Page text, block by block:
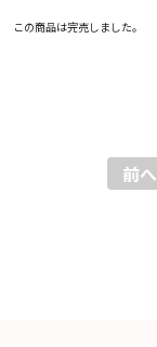
この商品は完売しました。
前へ